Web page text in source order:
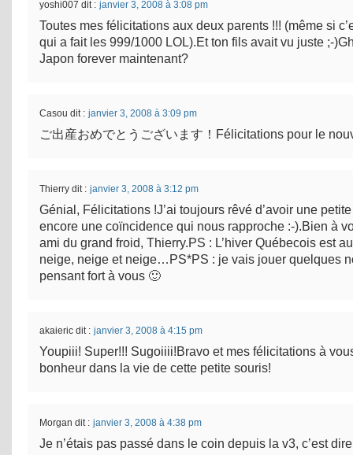
yoshi007 dit : janvier 3, 2008 à 3:08 pm
Toutes mes félicitations aux deux parents !!! (même si
qui a fait les 999/1000 LOL).Et ton fils avait vu juste ;-
Japon forever maintenant?
Casou dit : janvier 3, 2008 à 3:09 pm
ご出産おめでとうございます！Félicitations pour le
Thierry dit : janvier 3, 2008 à 3:12 pm
Génial, Félicitations !J’ai toujours rêvé d’avoir une
encore une coïncidence qui nous rapproche :-).Bien à
ami du grand froid, Thierry.PS : L’hiver Québecois est
neige, neige et neige…PS*PS : je vais jouer quelques
pensant fort à vous 🙂
akaieric dit : janvier 3, 2008 à 4:15 pm
Youpiii! Super!!! Sugoiiii!Bravo et mes félicitations à
bonheur dans la vie de cette petite souris!
Morgan dit : janvier 3, 2008 à 4:38 pm
Je n’étais pas passé dans le coin depuis la v3, c’est